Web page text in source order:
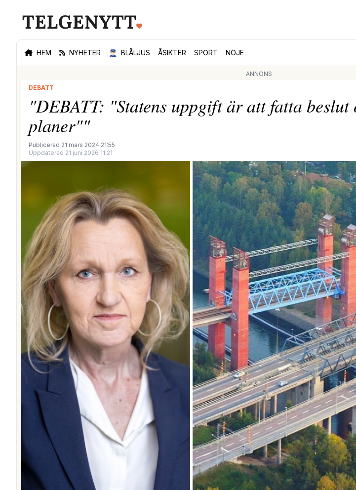
HEM NYHETER 👮🏻‍♂️ BLÅLJUS ÅSIKTER SPORT NÖJE
ANNONS
DEBATT
"DEBATT: "Statens uppgift är att fatta beslut
planer""
Publicerad 21 mars 2024 21:55
Uppdaterad 21 juni 2026 11:21